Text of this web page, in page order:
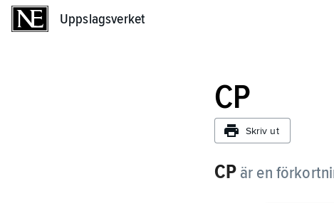
Uppslagsverket
CP
Skriv ut
CP är en